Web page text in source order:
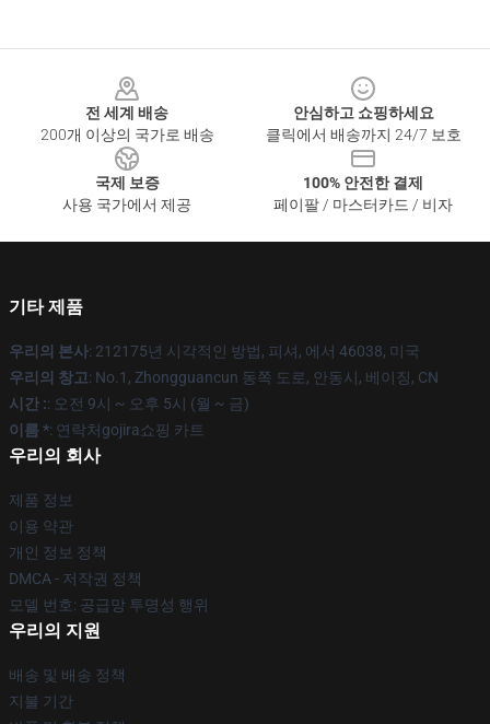
전 세계 배송
200개 이상의 국가로 배송
안심하고 쇼핑하세요
클릭에서 배송까지 24/7 보호
국제 보증
사용 국가에서 제공
100% 안전한 결제
페이팔 / 마스터카드 / 비자
기타 제품
우리의 본사: 212175년 시각적인 방법, 피셔, 에서 46038, 미국
우리의 창고: No.1, Zhongguancun 동쪽 도로, 안동시, 베이징, CN
시간 :: 오전 9시 ~ 오후 5시 (월 ~ 금)
이름 *: 연락처gojira쇼핑 카트
우리의 회사
제품 정보
이용 약관
개인 정보 정책
DMCA - 저작권 정책
모델 번호: 공급망 투명성 행위
우리의 지원
배송 및 배송 정책
지불 기간